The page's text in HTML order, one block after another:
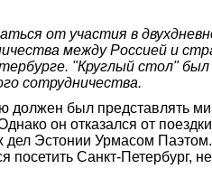
от участия в
между Россией и
"Круглый стол" был
сотрудничества.
должен был представлять
он отказался от
дел Эстонии Урмасом
посетить Санкт-Петербург,